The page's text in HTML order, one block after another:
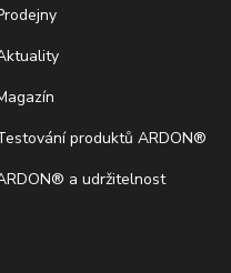
produktů ARDON®
a udržitelnost